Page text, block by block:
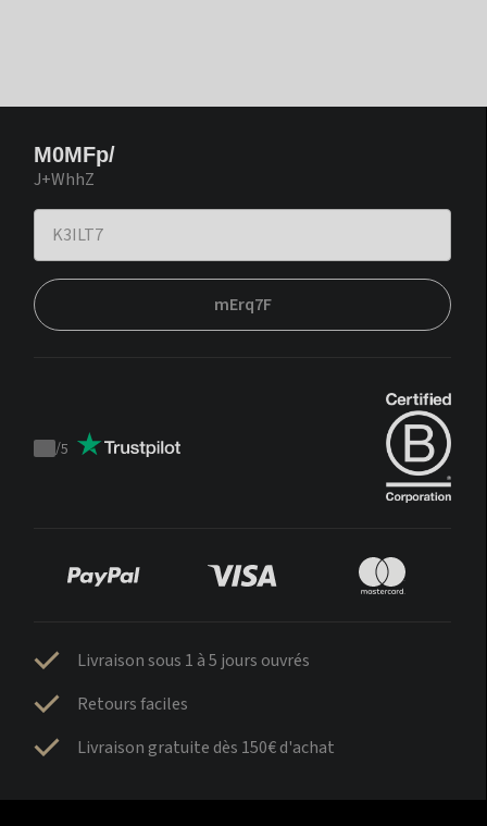
M0MFp/
J+WhhZ
mErq7F
Trustpilot
/5
Livraison sous 1 à 5 jours ouvrés
Retours faciles
Livraison gratuite dès 150€ d'achat